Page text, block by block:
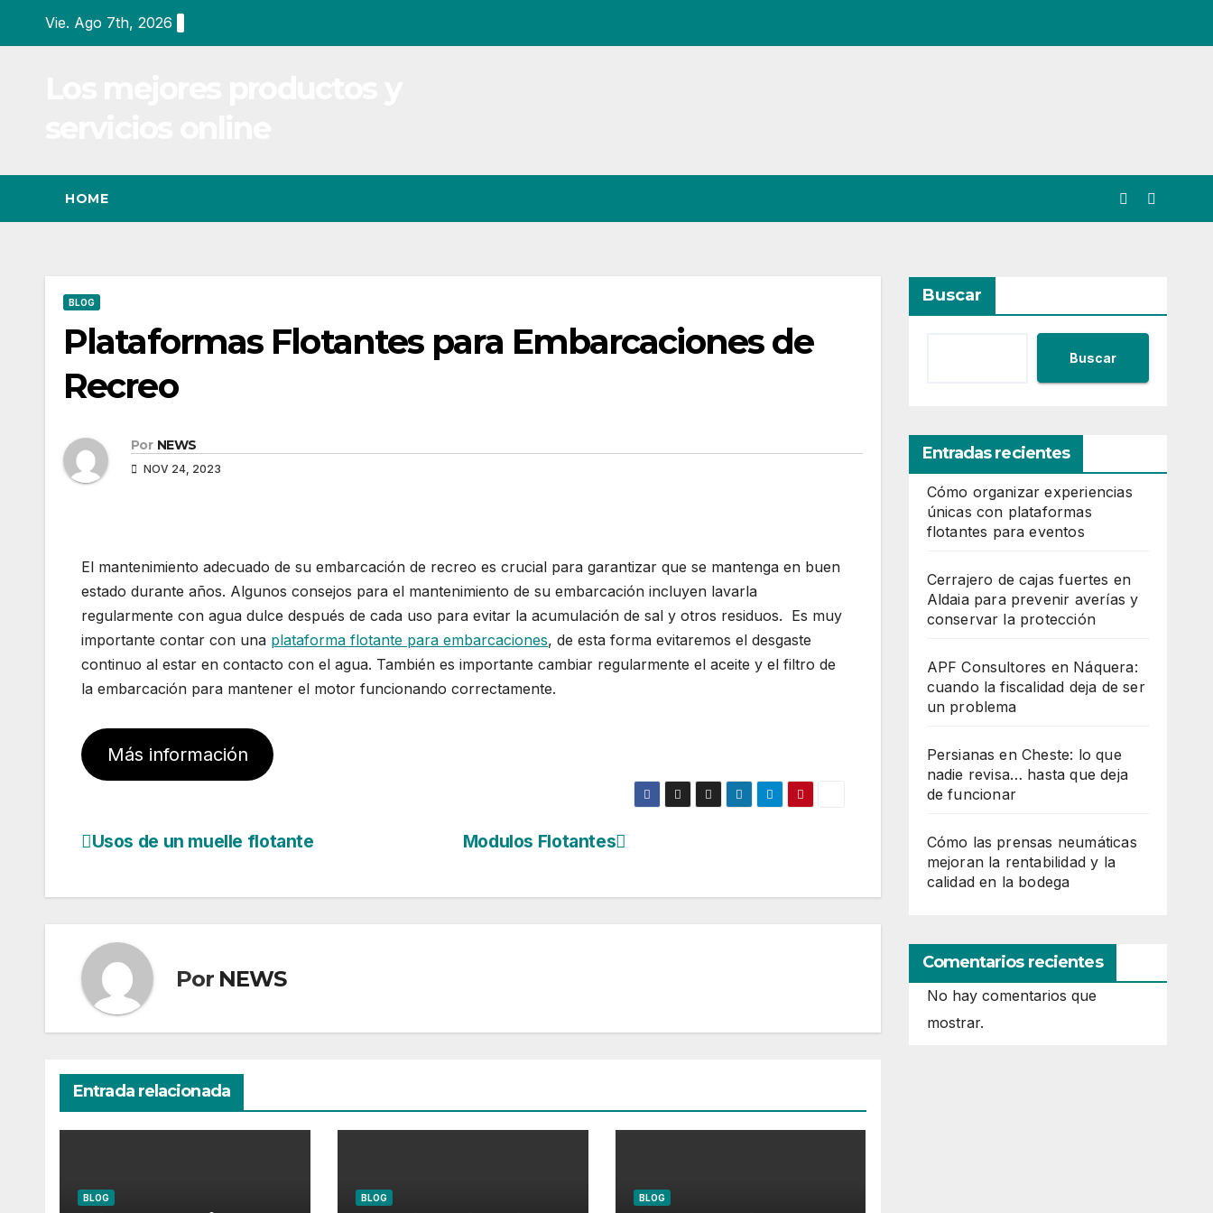
Vie. Ago 7th, 2026
HOME
BLOG
Plataformas Flotantes para Embarcaciones de
Recreo
Por NEWS
NOV 24, 2023
El mantenimiento adecuado de su embarcación de recreo es crucial para garantizar que se mantenga en buen
estado durante años. Algunos consejos para el mantenimiento de su embarcación incluyen lavarla
regularmente con agua dulce después de cada uso para evitar la acumulación de sal y otros residuos. Es muy
importante contar con una plataforma flotante para embarcaciones, de esta forma evitaremos el desgaste
continuo al estar en contacto con el agua. También es importante cambiar regularmente el aceite y el filtro de
la embarcación para mantener el motor funcionando correctamente.
Más información
Navegación
Modulos Flotantes
Usos de un muelle flotante
Por NEWS
Entrada relacionada
BLOG BLOG BLOG
Buscar
Buscar
Entradas recientes
Cómo organizar experiencias
únicas con plataformas
flotantes para eventos
Cerrajero de cajas fuertes en
Aldaia para prevenir averías y
conservar la protección
APF Consultores en Náquera:
cuando la fiscalidad deja de ser
un problema
Persianas en Cheste: lo que
nadie revisa… hasta que deja
de funcionar
Cómo las prensas neumáticas
mejoran la rentabilidad y la
calidad en la bodega
Comentarios recientes
No hay comentarios que
mostrar.